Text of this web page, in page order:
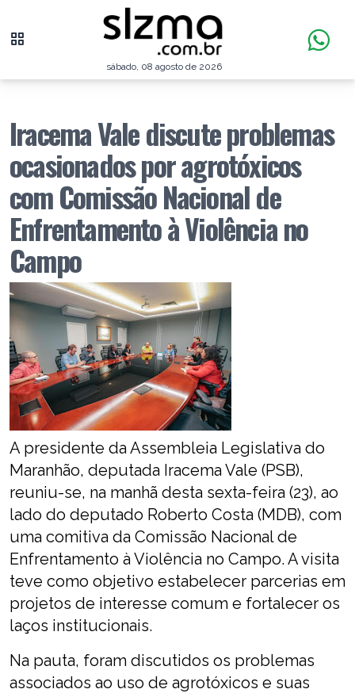
sábado, 08 agosto de 2026
Iracema Vale discute problemas
ocasionados por agrotóxicos
com Comissão Nacional de
Enfrentamento à Violência no
Campo
A presidente da Assembleia Legislativa do
Maranhão, deputada Iracema Vale (PSB),
reuniu-se, na manhã desta sexta-feira (23), ao
lado do deputado Roberto Costa (MDB), com
uma comitiva da Comissão Nacional de
Enfrentamento à Violência no Campo. A visita
teve como objetivo estabelecer parcerias em
projetos de interesse comum e fortalecer os
laços institucionais.
Na pauta, foram discutidos os problemas
associados ao uso de agrotóxicos e suas